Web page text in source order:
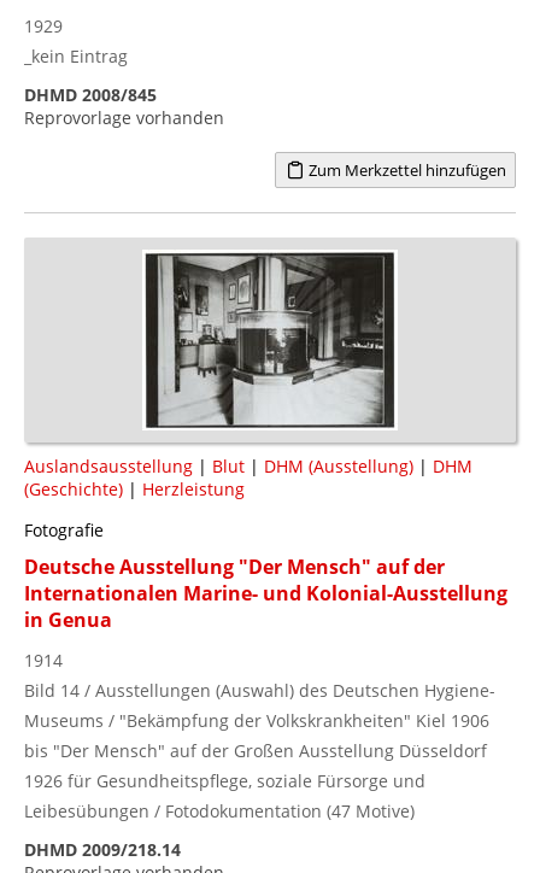
1929
_kein Eintrag
DHMD 2008/845
Reprovorlage vorhanden
Zum Merkzettel hinzufügen
Auslandsausstellung | Blut | DHM (Ausstellung) | DHM
(Geschichte) | Herzleistung
Fotografie
Deutsche Ausstellung "Der Mensch" auf der
Internationalen Marine- und Kolonial-Ausstellung
in Genua
1914
Bild 14 / Ausstellungen (Auswahl) des Deutschen Hygiene-
Museums / "Bekämpfung der Volkskrankheiten" Kiel 1906
bis "Der Mensch" auf der Großen Ausstellung Düsseldorf
1926 für Gesundheitspflege, soziale Fürsorge und
Leibesübungen / Fotodokumentation (47 Motive)
DHMD 2009/218.14